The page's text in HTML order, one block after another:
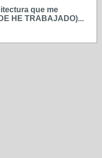
que me
HE TRABAJADO)...